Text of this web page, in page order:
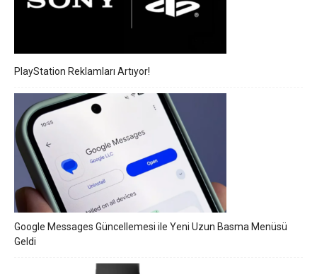
PlayStation Reklamları Artıyor!
Google Messages Güncellemesi ile Yeni Uzun Basma Menüsü
Geldi